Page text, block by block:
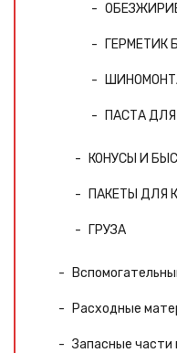
ГЕРМЕТИК
ПАСТА
КОНУСЫ И
ПАКЕТЫ ДЛЯ
ГРУЗА
Расходные
Запасные